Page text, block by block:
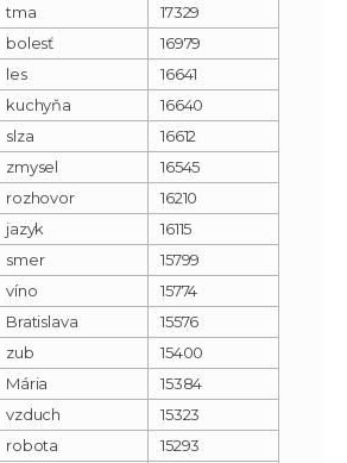
tma
17329
bolesť
16979
les
16641
kuchyňa
16640
slza
16612
zmysel
16545
rozhovor
16210
jazyk
16115
smer
15799
víno
15774
Bratislava
15576
zub
15400
Mária
15384
vzduch
15323
robota
15293